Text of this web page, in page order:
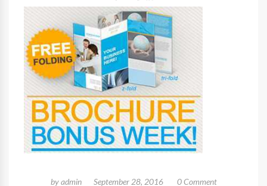
byadmin September 28, 2016 0 Comment